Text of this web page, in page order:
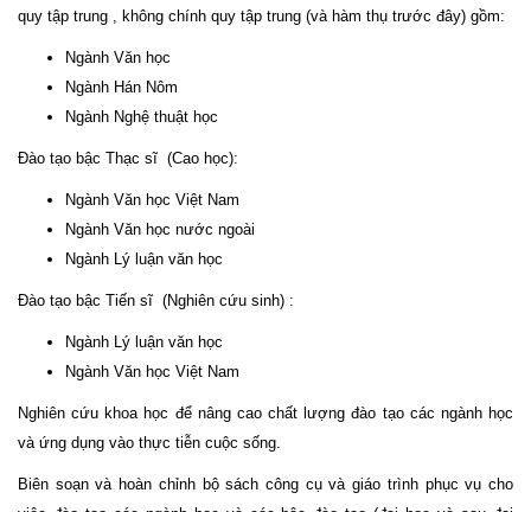
quy tập trung , không chính quy tập trung (và hàm thụ trước đây) gồm:
Ngành Văn học
Ngành Hán Nôm
Ngành Nghệ thuật học
Đào tạo bậc Thạc sĩ (Cao học):
Ngành Văn học Việt Nam
Ngành Văn học nước ngoài
Ngành Lý luận văn học
Đào tạo bậc Tiến sĩ (Nghiên cứu sinh) :
Ngành Lý luận văn học
Ngành Văn học Việt Nam
Nghiên cứu khoa học để nâng cao chất lượng đào tạo các ngành học
và ứng dụng vào thực tiễn cuộc sống.
Biên soạn và hoàn chỉnh bộ sách công cụ và giáo trình phục vụ cho